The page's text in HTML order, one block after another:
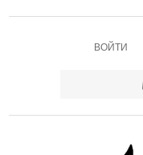
ВОЙТИ